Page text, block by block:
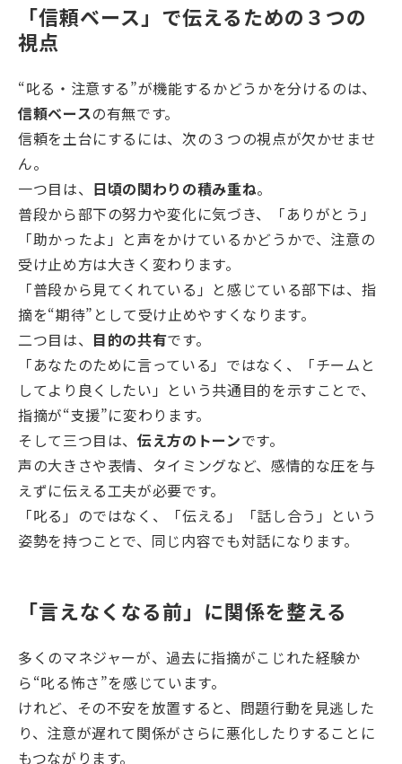
「信頼ベース」で伝えるための３つの
視点
“叱る・注意する”が機能するかどうかを分けるのは、
信頼ベースの有無です。
信頼を土台にするには、次の３つの視点が欠かせませ
ん。
一つ目は、 日頃の関わりの積み重ね。
普段から部下の努力や変化に気づき、「ありがとう」
「助かったよ」と声をかけているかどうかで、注意の
受け止め方は大きく変わります。
「普段から見てくれている」と感じている部下は、指
摘を“期待”として受け止めやすくなります。
二つ目は、 目的の共有です。
「あなたのために言っている」ではなく、「チームと
してより良くしたい」という共通目的を示すことで、
指摘が“支援”に変わります。
そして三つ目は、伝え方のトーンです。
声の大きさや表情、タイミングなど、感情的な圧を与
えずに伝える工夫が必要です。
「叱る」のではなく、「伝える」「話し合う」という
姿勢を持つことで、同じ内容でも対話になります。
「言えなくなる前」に関係を整える
多くのマネジャーが、過去に指摘がこじれた経験か
ら“叱る怖さ”を感じています。
けれど、その不安を放置すると、問題行動を見逃した
り、注意が遅れて関係がさらに悪化したりすることに
もつながります。